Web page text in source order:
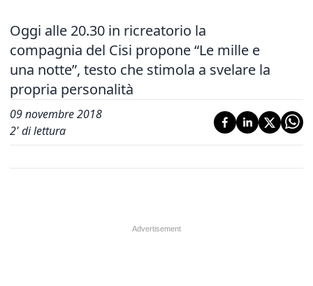
Oggi alle 20.30 in ricreatorio la
compagnia del Cisi propone “Le mille e
una notte”, testo che stimola a svelare la
propria personalità
09 novembre 2018
2' di lettura